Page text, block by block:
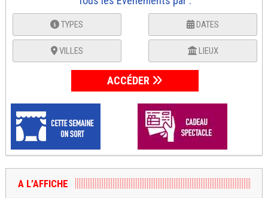
TYPES DATES
VILLES LIEUX
ACCÉDER
A L’AFFICHE